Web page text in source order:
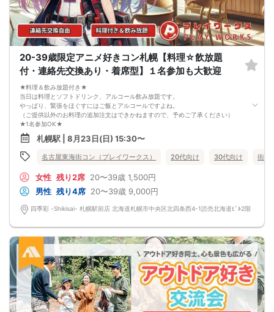
ことが発覚した場合、参加費を全額徴収し返金はいたしかねます。
8. 15分以上の遅刻はキャンセルとみなす可能性があります。
9. 当日受付にお越しになってからのキャンセル、途中キャンセルは出来ません。
10. イベント中止に伴うユーザーへの返金額は、チケット代金となり、交通費、宿
泊費、通信費等の返金は行いません。
お申し込みが完了した時点で上記すべての事項に同意したと判断いたします。
8/23(日)平成生まれ限定コン札幌
20-39歳限定アニメ好きコン札幌【料理☆飲放題
付・連絡先交換あり・着席型】１名参加も大歓迎
★料理＆飲み放題付き★
当日は料理とソフトドリンク、アルコール飲み放題です。
やっぱり、緊張をほぐすにはご飯とアルコールですよね。
（ご提供以外のお料理の追加注文はできかねますので、予めご了承ください）
★1名参加OK★
他の1名参加の方とペアになりますし、友達作りにも最適です。
基本的には２：２のグループトークとなります。
（１：１でのトークはございませんので、予めご了承ください）
★プロフィールカードにより会話のキッカケもバッチリ★
なんてことは絶対ありません！
プロフィールカードを活用し、「はじめまして」から会話を楽しみましょう。
★完全着席型・連絡先交換は自由★
完全着席型で席替えはできる限り行います。
席替えの５分前には連絡先交換を促すアナウンスをいたしますので、「連絡先交
---------------------------
【お客様へのお願い】
1. ２名様以上でのご参加は必ず同性同士でお申し込みください。
2. 服装の指定はございません。多くのお客様はカジュアルな格好でおこしになら
れています。
3. 開催判断はイベント前日の時点で男性３名・女性３名以上のお申し込みからに
なりますが、当日に参加者のキャンセルで比率が崩れた場合や開催判断人数を下
回った場合、一切返金などの保証はいたしませんのでご了承ください。
札幌駅 | 8月23日(日) 15:30〜
名古屋東海街コン（プレイワークス） 20代向け 30代向け 街コ
女性 残り2席 20〜39歳 1,500円
男性 残り4席 20〜39歳 9,000円
四季彩 -Shikisai- 札幌駅前店 北海道札幌市中央区北四条西4-1読売北海道ﾋﾞﾙ2階